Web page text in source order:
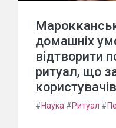
домашніх
відтворити
ритуал, що
#Наука #Ритуал #